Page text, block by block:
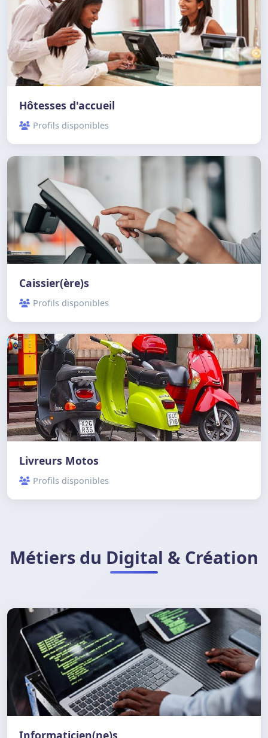
Hôtesses d'accueil
Profils disponibles
Caissier(ère)s
Profils disponibles
Livreurs Motos
Profils disponibles
Métiers du Digital & Création
Informaticien(ne)s